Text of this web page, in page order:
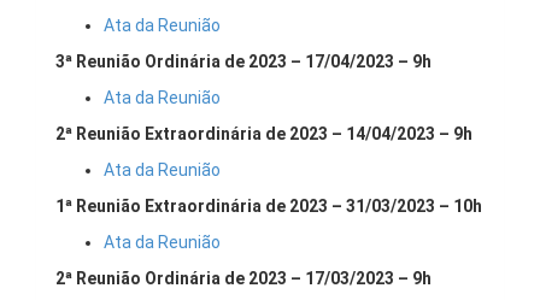
Ata da Reunião
3ª Reunião Ordinária de 2023 – 17/04/2023 – 9h
Ata da Reunião
2ª Reunião Extraordinária de 2023 – 14/04/2023 – 9h
Ata da Reunião
1ª Reunião Extraordinária de 2023 – 31/03/2023 – 10h
Ata da Reunião
2ª Reunião Ordinária de 2023 – 17/03/2023 – 9h